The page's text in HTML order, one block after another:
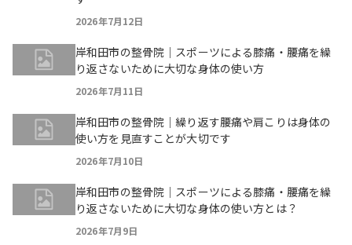
2026年7月12日
岸和田市の整骨院｜スポーツによる膝痛・腰痛を繰
り返さないために大切な身体の使い方
2026年7月11日
岸和田市の整骨院｜繰り返す腰痛や肩こりは身体の
使い方を見直すことが大切です
2026年7月10日
岸和田市の整骨院｜スポーツによる膝痛・腰痛を繰
り返さないために大切な身体の使い方とは？
2026年7月9日